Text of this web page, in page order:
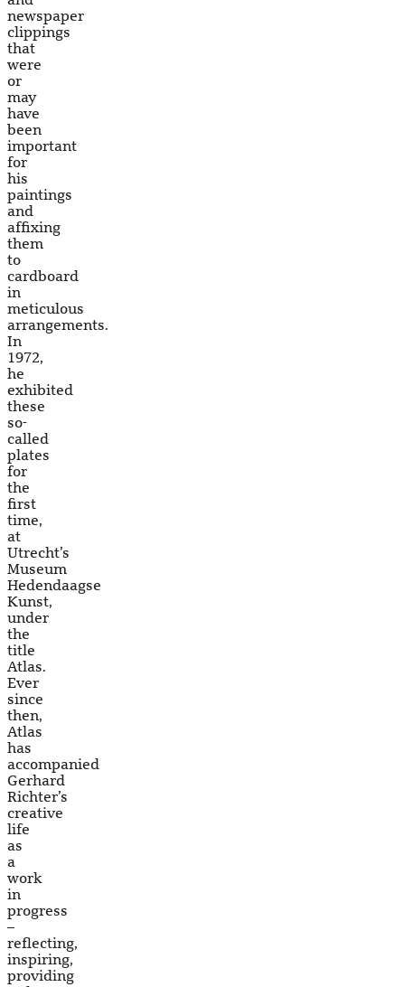
newspaper
clippings
that
were
or
may
have
been
important
for
his
paintings
and
affixing
them
to
cardboard
in
meticulous
arrangements.
In
1972,
he
exhibited
these
so-
called
plates
for
the
first
time,
at
Utrecht’s
Museum
Hedendaagse
Kunst,
under
the
title
Atlas.
Ever
since
then,
Atlas
has
accompanied
Gerhard
Richter’s
creative
life
as
a
work
in
progress
–
reflecting,
inspiring,
providing